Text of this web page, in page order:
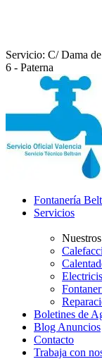
Servicio: C/ Dama
6 - Paterna
Fontanería
Servicios
Boletines de
Blog Anuncios
Contacto
Trabaja con